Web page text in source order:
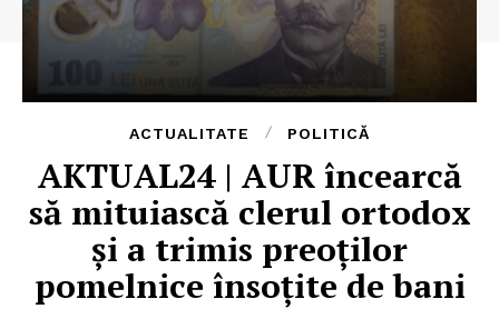
ACTUALITATE POLITICĂ
AKTUAL24 | AUR încearcă
să mituiască clerul ortodox
și a trimis preoților
pomelnice însoțite de bani